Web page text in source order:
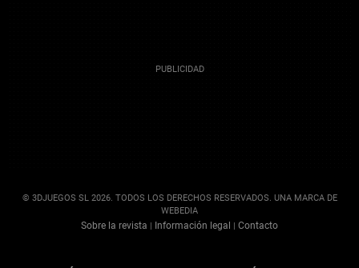
© 3DJUEGOS SL 2026. TODOS LOS DERECHOS RESERVADOS. UNA MARCA DE
WEBEDIA
Sobre la revista | Información legal | Contacto